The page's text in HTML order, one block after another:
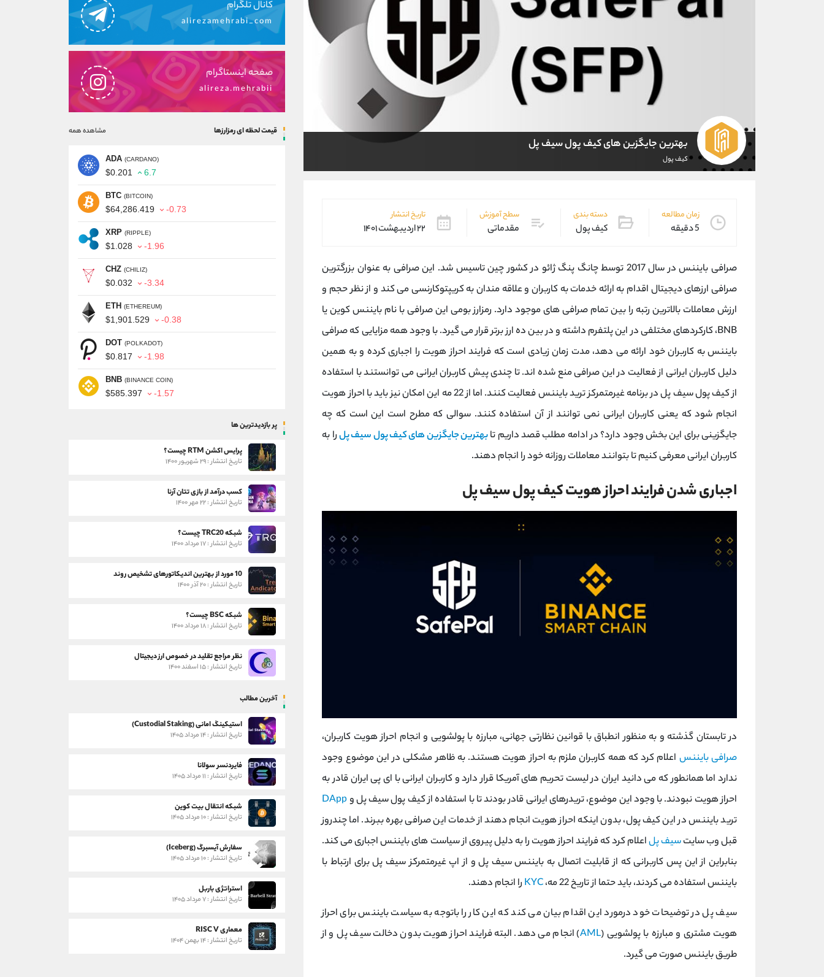
بهترین جایگزین های کیف پول سیف پل
کیف پول
زمان مطالعه
5 دقیقه
دسته بندی
کیف پول
سطح آموزش
مقدماتی
تاریخ انتشار
۲۲ اردیبهشت ۱۴۰۱
صرافی بایننس در سال 2017 توسط چانگ پنگ ژائو در کشور چین تاسیس شد. این صرافی به عنوان بزرگترین
صرافی ارزهای دیجیتال اقدام به ارائه خدمات به کاربران و علاقه مندان به کریپتوکارنسی می کند و از نظر حجم و
ارزش معاملات بالاترین رتبه را بین تمام صرافی های موجود دارد. رمزارز بومی این صرافی با نام بایننس کوین یا
BNB، کارکردهای مختلفی در این پلتفرم داشته و در بین ده ارز برتر قرار می گیرد. با وجود همه مزایایی که صرافی
بایننس به کاربران خود ارائه می دهد، مدت زمان زیادی است که فرایند احراز هویت را اجباری کرده و به همین
دلیل کاربران ایرانی از فعالیت در این صرافی منع شده اند. تا چندی پیش کاربران ایرانی می توانستند با استفاده
از کیف پول سیف پل در برنامه غیرمتمرکز ترید بایننس فعالیت کنند. اما از 22 مه این امکان نیز باید با احراز هویت
انجام شود که یعنی کاربران ایرانی نمی توانند از آن استفاده کنند. سوالی که مطرح است این است که چه
جایگزینی برای این بخش وجود دارد؟ در ادامه مطلب قصد داریم تابهترین جایگزین های کیف پول سیف پلرا به
کاربران ایرانی معرفی کنیم تا بتوانند معاملات روزانه خود را انجام دهند.
اجباری شدن فرایند احراز هویت کیف پول سیف پل
در تابستان گذشته و به منظور انطباق با قوانین نظارتی جهانی، مبارزه با پولشویی و انجام احراز هویت کاربران،
صرافی بایننس اعلام کرد که همه کاربران ملزم به احراز هویت هستند. به ظاهر مشکلی در این موضوع وجود
ندارد اما همانطور که می دانید ایران در لیست تحریم های آمریکا قرار دارد و کاربران ایرانی با ای پی ایران قادر به
احراز هویت نبودند. با وجود این موضوع، تریدرهای ایرانی قادر بودند تا با استفاده از کیف پول سیف پل وDApp
ترید بایننس در این کیف پول، بدون اینکه احراز هویت انجام دهند از خدمات این صرافی بهره ببرند. اما چندروز
قبل وب سایتسیف پلاعلام کرد که فرایند احراز هویت را به دلیل پیروی از سیاست ‌های بایننس اجباری می کند.
بنابراین از این پس کاربرانی که از قابلیت اتصال به بایننس سیف پل و از اپ غیرمتمرکز سیف ‌پل برای ارتباط با
بایننس استفاده می کردند، باید حتما از تاریخ 22 مه،
KYC را انجام دهند.
سیف پل در توضیحات خود درمورد این اقدام بیان می کند که این کار را باتوجه به سیاست بایننس برای احراز
هویت مشتری و مبارزه با پولشویی (AML) انجام می دهد. البته فرایند احراز هویت بدون دخالت سیف پل و از
طریق بایننس صورت می گیرد.
کانال تلگرام
alirezamehrabi_com
صفحه اینستاگرام
alireza.mehrabii
قیمت لحظه ای رمزارزها مشاهده همه
ADA (CARDANO)
$0.201 6.7
BTC (BITCOIN)
$64,286.419 -0.73
XRP (RIPPLE)
$1.028 -1.96
CHZ (CHILIZ)
$0.032 -3.34
ETH (ETHEREUM)
$1,901.529 -0.38
DOT (POLKADOT)
$0.817 -1.98
BNB (BINANCE COIN)
$585.397 -1.57
پر بازدیدترین ها
پرایس اکشن RTM چیست؟
تاریخ انتشار : ۲۹ شهریور ۱۴۰۰
کسب درآمد از بازی تتان آرنا
تاریخ انتشار : ۲۲ مهر ۱۴۰۰
شبکه TRC20 چیست؟
تاریخ انتشار : ۱۷ مرداد ۱۴۰۰
10 مورد از بهترین اندیکاتورهای تشخیص روند
تاریخ انتشار : ۲۰ آذر ۱۴۰۰
شبکه BSC چیست؟
تاریخ انتشار : ۱۸ مرداد ۱۴۰۰
نظر مراجع تقلید در خصوص ارز دیجیتال
تاریخ انتشار : ۱۵ اسفند ۱۴۰۰
آخرین مطالب
استیکینگ امانی (Custodial Staking)
تاریخ انتشار : ۱۴ مرداد ۱۴۰۵
فایردنسر سولانا
تاریخ انتشار : ۱۱ مرداد ۱۴۰۵
شبکه انتقال بیت کوین
تاریخ انتشار : ۱۰ مرداد ۱۴۰۵
سفارش آیسبرگ (Iceberg)
تاریخ انتشار : ۱۰ مرداد ۱۴۰۵
استراتژی باربل
تاریخ انتشار : ۷ مرداد ۱۴۰۵
معماری RISC V
تاریخ انتشار : ۱۴ بهمن ۱۴۰۴